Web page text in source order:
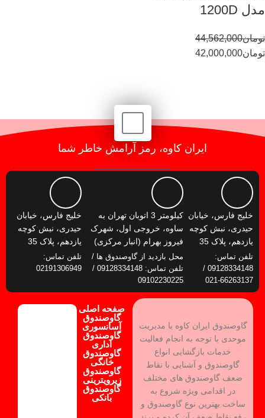
مدل 1200D
تومان44,562,000
تومان42,000,000
ایران کاوه، رمز آرامش خاطر شما
خلیج فارس، خیابان
حیدری، نبش کوچه
یازدهم، پلاک 35
تلفن تماس:
09128334148 /
66263137-021
کیلومتر 3 اتوبان تهران به
ساوه، خروجی اول، شهرک
فیروز بهرام (انبار مرکزی)
محل بازدید از گاوصندوق ها /
تلفن تماس: 09128334148 /
09102230225
خلیج فارس، خیابان
حیدری، نبش کوچه
یازدهم، پلاک 35
تلفن تماس:
02191306949
گاوصندوق ایران کاوه با مدیریت
موحدی با توجه به انجام فعالیت
خدمات بازگشایی انواع
گاوصندوق و آشنایی با نقاط
ضعف گاوصندوق های مختلف
در اقدامی ویژه شروع به
ساخت بهترین نوع گاوصندوق و
صفحه اصلی
گاوصندوق
آسانسوری
گاوصندوق
اداری
گاوصندوق
خانگی
گاوصندوق
زیرویترینی
گاوصندوق
بانکی